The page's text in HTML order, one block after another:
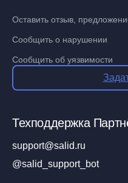
Оставить отзыв,
Сообщить о нарушении
Сообщить об уязвимости
Техподдержка
support@salid.ru
@salid_support_bot